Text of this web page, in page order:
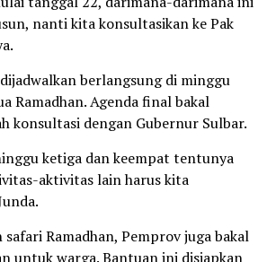
nanti kita konsultasikan ke Pak
berlangsung di minggu
Ramadhan. Agenda final bakal
konsultasi dengan Gubernur Sulbar.
ketiga dan keempat tentunya
aktivitas lain harus kita
Ramadhan, Pemprov juga bakal
untuk warga. Bantuan ini disiapkan